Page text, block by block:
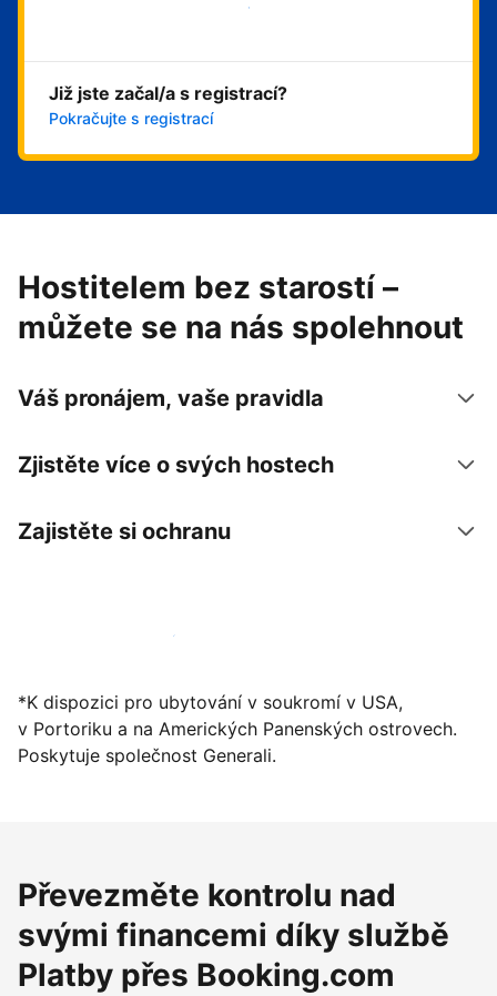
Začít hned
Již jste začal/a s registrací?
Pokračujte s registrací
Hostitelem bez starostí –
můžete se na nás spolehnout
Váš pronájem, vaše pravidla
Zjistěte více o svých hostech
Zajistěte si ochranu
Zaregistrovat ubytování už dnes
*K dispozici pro ubytování v soukromí v USA,
v Portoriku a na Amerických Panenských ostrovech.
Poskytuje společnost Generali.
Převezměte kontrolu nad
svými financemi díky službě
Platby přes Booking.com